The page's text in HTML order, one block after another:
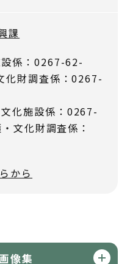
課
係：0267-62-
財調査係：0267-
化施設係：0267-
化財調査係：
から
像集